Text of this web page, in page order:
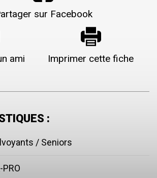
sur Facebook
ami Imprimer cette fiche
:
/ Seniors